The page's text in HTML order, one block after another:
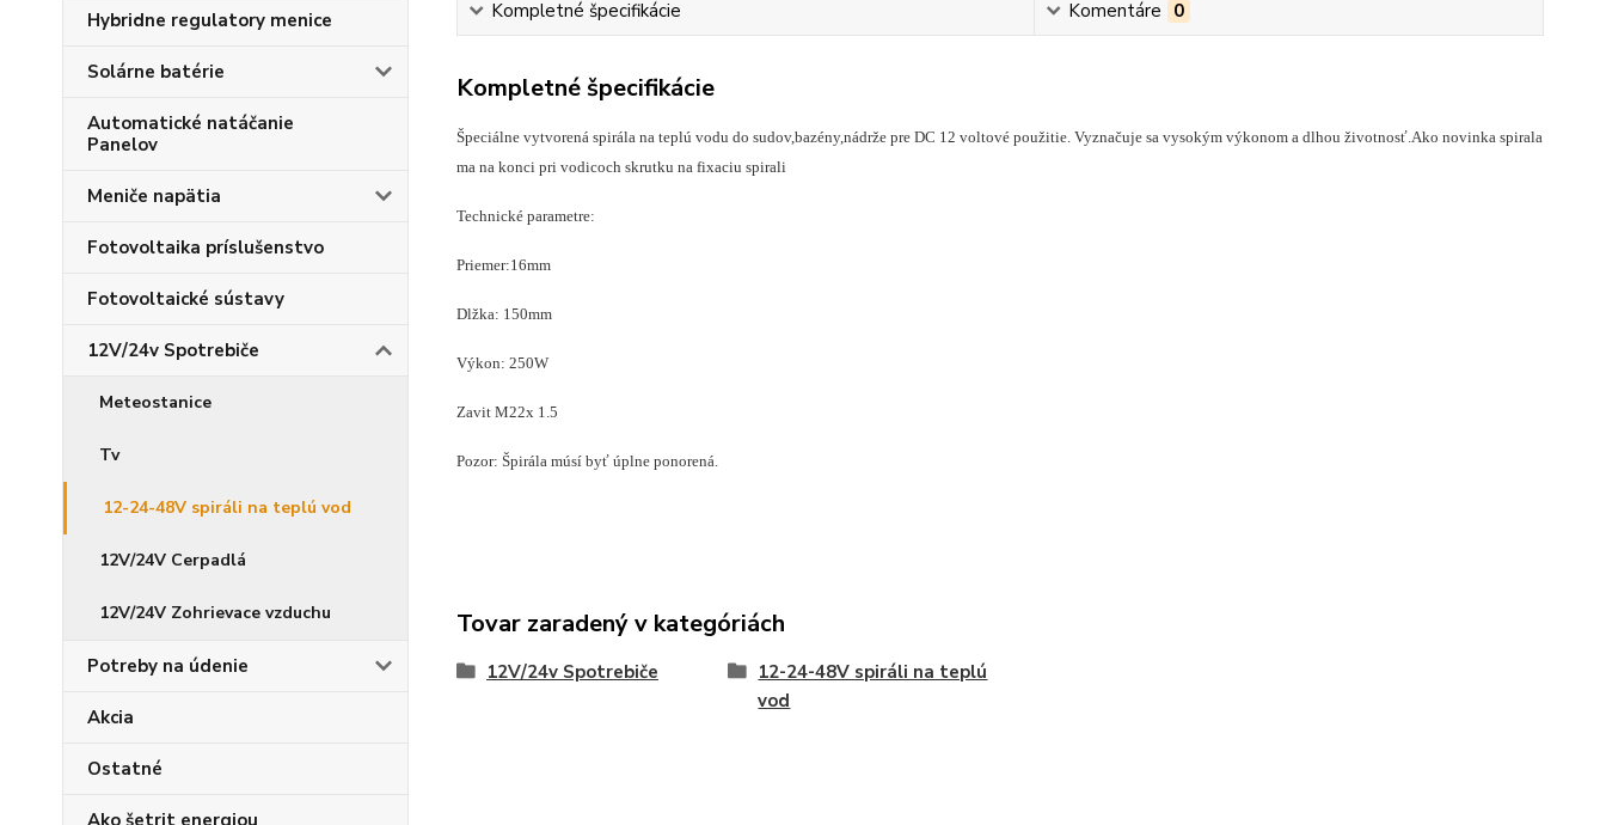
Hybridne regulatory menice
Solárne batérie
Automatické natáčanie
Panelov
Meniče napätia
Fotovoltaika príslušenstvo
Fotovoltaické sústavy
12V/24v Spotrebiče
Meteostanice
Tv
12-24-48V spiráli na teplú vod
12V/24V Cerpadlá
12V/24V Zohrievace vzduchu
Potreby na údenie
Akcia
Ostatné
Ako šetrit energiou
Kompletné špecifikácie Komentáre 0
Kompletné špecifikácie
Špeciálne vytvorená spirála na teplú vodu do sudov,bazény,nádrže pre DC 12 voltové použitie. Vyznačuje sa vysokým výkonom a dlhou životnosť.Ako novinka spirala
ma na konci pri vodicoch skrutku na fixaciu spirali
Technické parametre:
Priemer:16mm
Dlžka: 150mm
Výkon: 250W
Zavit M22x 1.5
Pozor: Špirála músí byť úplne ponorená.
Tovar zaradený v kategóriách
12V/24v Spotrebiče
12-24-48V spiráli na teplú
vod